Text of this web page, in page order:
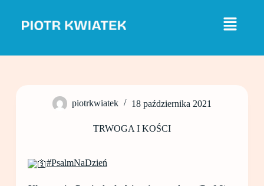
j
piotrkwiatek 18 października 2021
TRWOGA I KOŚCI
#PsalmNaDzień